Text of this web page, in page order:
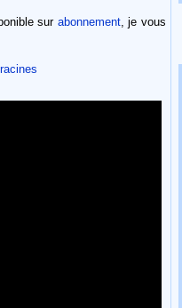
sur abonnement, je vous